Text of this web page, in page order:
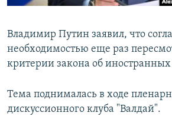
Все сайты РСЕ/РС
Владимир Путин заявил, что
необходимостью еще раз
критерии закона об иностранных
Тема поднималась в ходе
дискуссионного клуба "Валдай".